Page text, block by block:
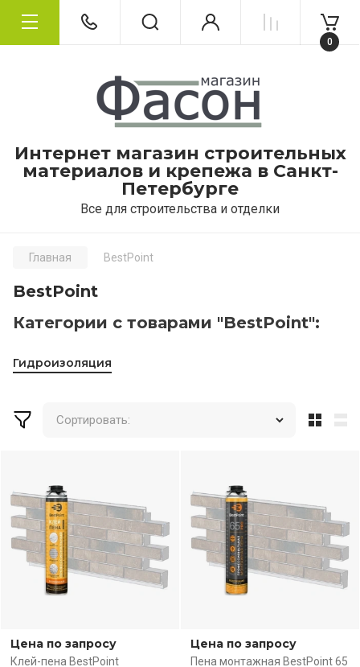
Интернет магазин строительных
материалов и крепежа в Санкт-
Петербурге
Все для строительства и отделки
0
Главная BestPoint
BestPoint
Категории с товарами "BestPoint":
Гидроизоляция
Сортировать:
Цена по запросу
Клей-пена BestPoint
Цена по запросу
Пена монтажная BestPoint 65